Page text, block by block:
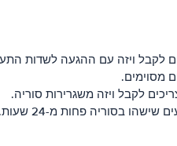
לקבל ויזה עם ההגעה לשדות
מסוימים.
לקבל ויזה משגרירות סוריה.
בסוריה פחות מ-24 שעות.